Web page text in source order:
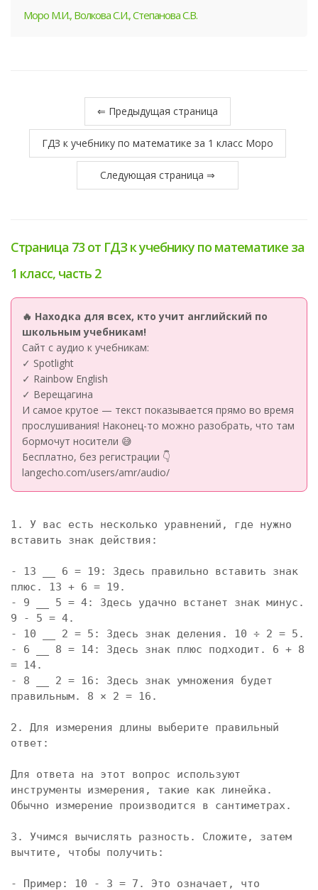
Моро М.И., Волкова С.И., Степанова С.В.
⇐ Предыдущая страница
ГДЗ к учебнику по математике за 1 класс Моро
Следующая страница ⇒
Страница 73 от ГДЗ к учебнику по математике за
1 класс, часть 2
🔥 Находка для всех, кто учит английский по
школьным учебникам!
Сайт с аудио к учебникам:
✓ Spotlight
✓ Rainbow English
✓ Верещагина
И самое крутое — текст показывается прямо во время
прослушивания! Наконец-то можно разобрать, что там
бормочут носители 😅
Бесплатно, без регистрации 👇
langecho.com/users/amr/audio/
1. У вас есть несколько уравнений, где нужно
вставить знак действия:
- 13 __ 6 = 19: Здесь правильно вставить знак
плюс. 13 + 6 = 19.
- 9 __ 5 = 4: Здесь удачно встанет знак минус.
9 - 5 = 4.
- 10 __ 2 = 5: Здесь знак деления. 10 ÷ 2 = 5.
- 6 __ 8 = 14: Здесь знак плюс подходит. 6 + 8
= 14.
- 8 __ 2 = 16: Здесь знак умножения будет
правильным. 8 × 2 = 16.
2. Для измерения длины выберите правильный
ответ:
Для ответа на этот вопрос используют
инструменты измерения, такие как линейка.
Обычно измерение производится в сантиметрах.
3. Учимся вычислять разность. Сложите, затем
вычтите, чтобы получить:
- Пример: 10 - 3 = 7. Это означает, что